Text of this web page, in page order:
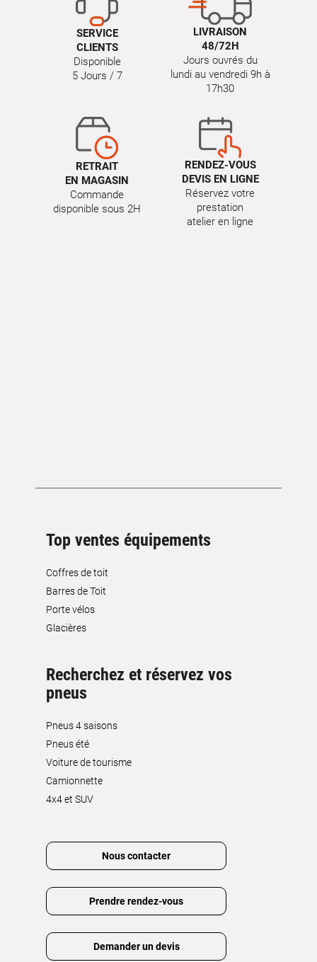
SERVICE
CLIENTS
Disponible
5 Jours / 7
LIVRAISON
48/72H
Jours ouvrés du
lundi au vendredi 9h à
17h30
RETRAIT
EN MAGASIN
Commande
disponible sous 2H
RENDEZ-VOUS
DEVIS EN LIGNE
Réservez votre
prestation
atelier en ligne
Top ventes équipements
Coffres de toit
Barres de Toit
Porte vélos
Glacières
Recherchez et réservez vos
pneus
Pneus 4 saisons
Pneus été
Voiture de tourisme
Camionnette
4x4 et SUV
Nous contacter
Prendre rendez-vous
Demander un devis